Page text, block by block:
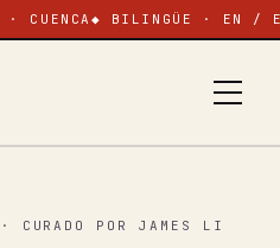
CUENCA ◆ BILINGÜE · EN /
CURADO POR JAMES LI